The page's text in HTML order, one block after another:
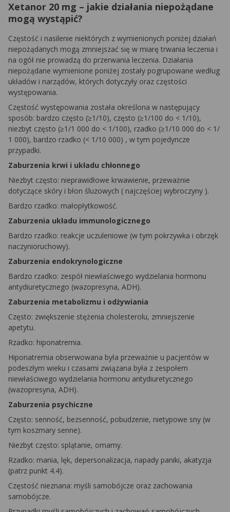
Xetanor 20 mg – jakie działania niepożądane
mogą wystąpić?
Częstość i nasilenie niektórych z wymienionych poniżej działań
niepożądanych mogą zmniejszać się w miarę trwania leczenia i
na ogół nie prowadzą do przerwania leczenia. Działania
niepożądane wymienione poniżej zostały pogrupowane według
układów i narządów, których dotyczyły oraz częstości
występowania.
Częstość występowania została określona w następujący
sposób: bardzo często (≥1/10), często (≥1/100 do < 1/10),
niezbyt często (≥1/1 000 do < 1/100), rzadko (≥1/10 000 do < 1/
1 000), bardzo rzadko (< 1/10 000) , w tym pojedyncze
przypadki.
Zaburzenia krwi i układu chłonnego
Niezbyt często: nieprawidłowe krwawienie, przeważnie
dotyczące skóry i błon śluzowych ( najczęściej wybroczyny ).
Bardzo rzadko: małopłytkowość.
Zaburzenia układu immunologicznego
Bardzo rzadko: reakcje uczuleniowe (w tym pokrzywka i obrzęk
naczynioruchowy).
Zaburzenia endokrynologiczne
Bardzo rzadko: zespół niewłaściwego wydzielania hormonu
antydiuretycznego (wazopresyna, ADH).
Zaburzenia metabolizmu i odżywiania
Często: zwiększenie stężenia cholesterolu, zmniejszenie
apetytu.
Rzadko: hiponatremia.
Hiponatremia obserwowana była przeważnie u pacjentów w
podeszłym wieku i czasami związana była z zespołem
niewłaściwego wydzielania hormonu antydiuretycznego
(wazopresyna, ADH).
Zaburzenia psychiczne
Często: senność, bezsenność, pobudzenie, nietypowe sny (w
tym koszmary senne).
Niezbyt często: splątanie, omamy.
Rzadko: mania, lęk, depersonalizacja, napady paniki, akatyzja
(patrz punkt 4.4).
Częstość nieznana: myśli samobójcze oraz zachowania
samobójcze.